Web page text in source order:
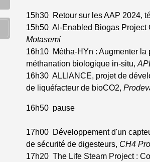
15h30 Retour sur les AAP 2024,
15h50 AI-Enabled Biogas Project
Motasemi
16h10 Métha-HYn : Augmenter la
méthanation biologique in-situ,
16h30 ALLIANCE, projet de
de liquéfacteur de bioCO2,
16h50 pause
17h00 Développement d'un
de sécurité de digesteurs, CH4
17h20 The Life Steam Project :